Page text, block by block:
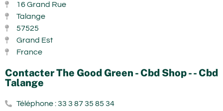
16 Grand Rue
Talange
57525
Grand Est
France
Contacter The Good Green - Cbd Shop - - Cbd
Talange
Téléphone : 33 3 87 35 85 34